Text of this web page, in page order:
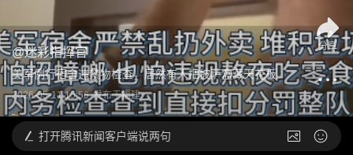
@迷彩指挥官
美军例行宿舍违禁物检查，居然有人把披萨盒藏天花板
2026-05-11 15:56 发布于福建
分享
打开腾讯新闻客户端说两句